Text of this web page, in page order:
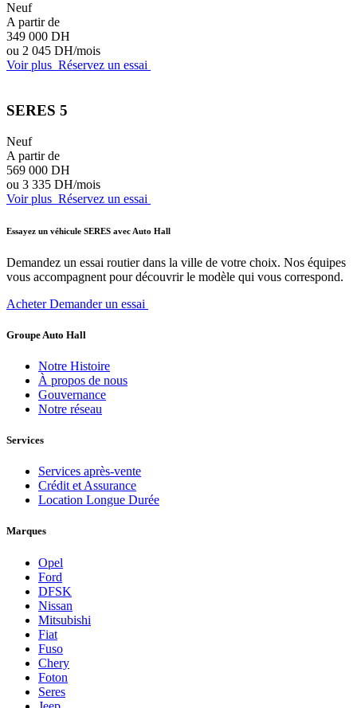
Neuf
A partir de
349 000 DH
ou 2 045 DH/mois
Voir plus Réservez un essai
SERES 5
Neuf
A partir de
569 000 DH
ou 3 335 DH/mois
Voir plus Réservez un essai
Essayez un véhicule SERES avec Auto Hall
Demandez un essai routier dans la ville de votre choix. Nos équipes
vous accompagnent pour découvrir le modèle qui vous correspond.
AcheterDemander un essai
Groupe Auto Hall
Notre Histoire
À propos de nous
Gouvernance
Notre réseau
Services
Services après-vente
Crédit et Assurance
Location Longue Durée
Marques
Opel
Ford
DFSK
Nissan
Mitsubishi
Fiat
Fuso
Chery
Foton
Seres